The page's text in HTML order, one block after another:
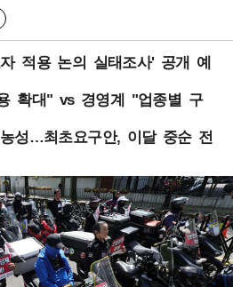
적용 논의 실태조사' 공개 예
확대" vs 경영계 "업종별 구
성…최초요구안, 이달 중순 전